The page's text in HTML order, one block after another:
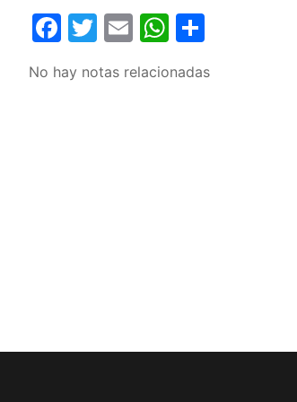
Facebook
Twitter
EmailWhatsApp
No hay notas relacionadas